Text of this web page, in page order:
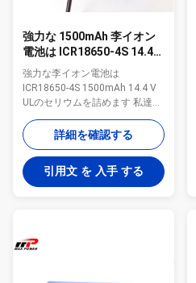
強力な 1500mAh 李イオン
電池は ICR18650-4S 14.4V
のゴルフ カート電池のパッ
クを詰めます
強力な李イオン電池は
ICR18650-4S 1500mAh 14.4 V
ULのセリウムを詰めます 私達は
OEM/ODM電池を提供し、電池
は顧客のために詰まり、私達の
倉庫の異なった種類の電池の実
線の、また良質および上のブラ
ンド電池を提供します。 リチウ
ム イオン電池: 18650、
て日本はできます。 付属品:コネ
詳細を確認する
引用文 を 入手 する